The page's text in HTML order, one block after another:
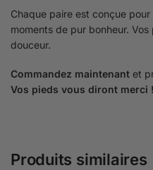
Chaque paire est conçue
moments de pur bonheur.
douceur.
Commandez maintenant et
Vos pieds vous diront merci !
Produits similaires